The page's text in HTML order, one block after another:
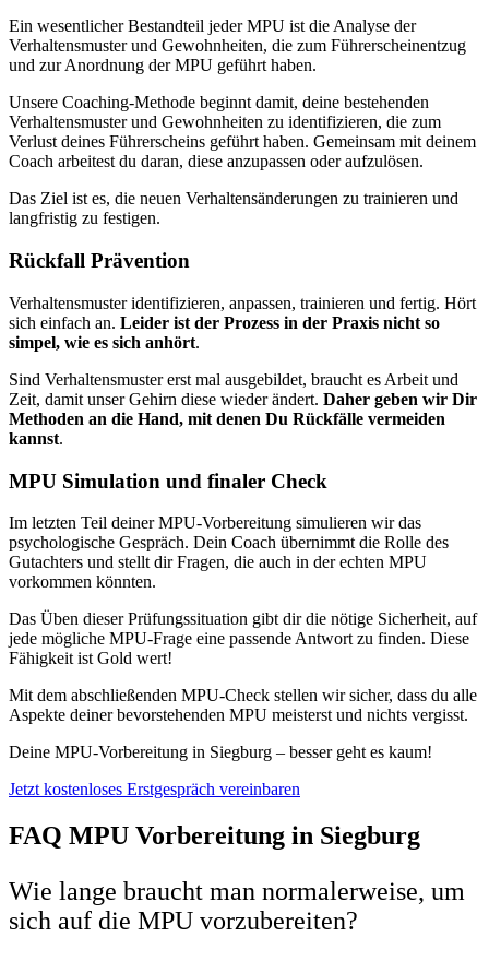
Ein wesentlicher Bestandteil jeder MPU ist die Analyse der
Verhaltensmuster und Gewohnheiten, die zum Führerscheinentzug
und zur Anordnung der MPU geführt haben.
Unsere Coaching-Methode beginnt damit, deine bestehenden
Verhaltensmuster und Gewohnheiten zu identifizieren, die zum
Verlust deines Führerscheins geführt haben. Gemeinsam mit deinem
Coach arbeitest du daran, diese anzupassen oder aufzulösen.
Das Ziel ist es, die neuen Verhaltensänderungen zu trainieren und
langfristig zu festigen.
Rückfall Prävention
Verhaltensmuster identifizieren, anpassen, trainieren und fertig. Hört
sich einfach an. Leider ist der Prozess in der Praxis nicht so
simpel, wie es sich anhört.
Sind Verhaltensmuster erst mal ausgebildet, braucht es Arbeit und
Zeit, damit unser Gehirn diese wieder ändert. Daher geben wir Dir
Methoden an die Hand, mit denen Du Rückfälle vermeiden
kannst.
MPU Simulation und finaler Check
Im letzten Teil deiner MPU-Vorbereitung simulieren wir das
psychologische Gespräch. Dein Coach übernimmt die Rolle des
Gutachters und stellt dir Fragen, die auch in der echten MPU
vorkommen könnten.
Das Üben dieser Prüfungssituation gibt dir die nötige Sicherheit, auf
jede mögliche MPU-Frage eine passende Antwort zu finden. Diese
Fähigkeit ist Gold wert!
Mit dem abschließenden MPU-Check stellen wir sicher, dass du alle
Aspekte deiner bevorstehenden MPU meisterst und nichts vergisst.
Deine MPU-Vorbereitung in Siegburg – besser geht es kaum!
Jetzt kostenloses Erstgespräch vereinbaren
FAQ MPU Vorbereitung in Siegburg
Wie lange braucht man normalerweise, um
sich auf die MPU vorzubereiten?